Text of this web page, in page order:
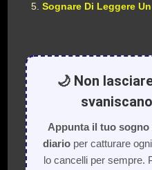
Sognare Di Leggere
🌙 Non
Appunta il tuo
diarioper catturare
lo cancelli per sempre.